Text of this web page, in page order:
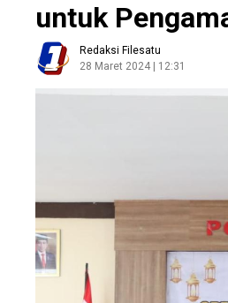
untuk
Redaksi Filesatu
28 Maret 2024 | 12:31